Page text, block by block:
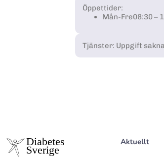
Öppettider:
Mån-Fre08:30 –
Tjänster: Uppgift
Aktuellt